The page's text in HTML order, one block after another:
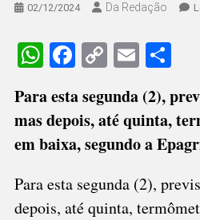
02/12/2024 Da Redação
WhatsApp
Facebook
CopyEmail
Para esta segunda (2),
mas depois, até quinta,
em baixa, segundo a
Para esta segunda (2),
depois, até quinta,